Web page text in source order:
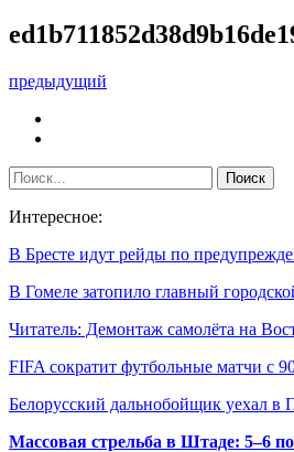
предыдущий
Интересное:
В Бресте идут рейды по
В Гомеле затопило главный
Читатель: Демонтаж самолёта на
FIFA сократит футбольные матчи с
Белорусский дальнобойщик уехал в
Массовая стрельба в Штаде: 5–6